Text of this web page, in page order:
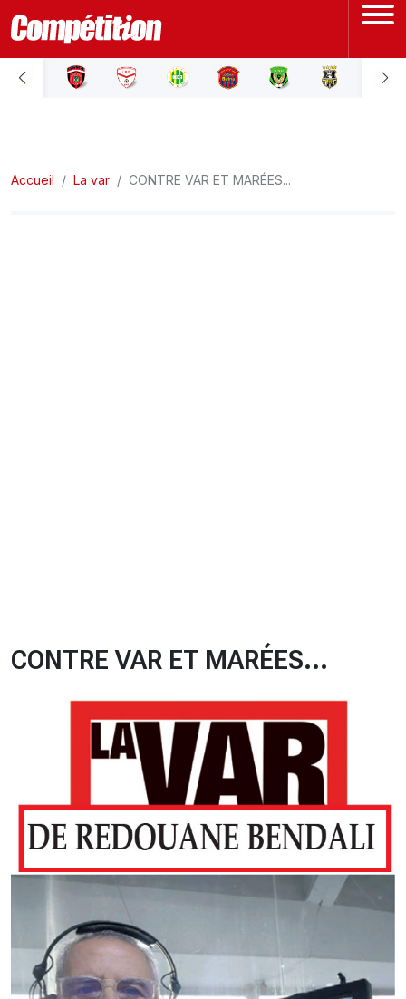
ACCUEIL
LIGUE 2
Accueil La var CONTRE VAR ET MARÉES...
CONTRE VAR ET MARÉES...